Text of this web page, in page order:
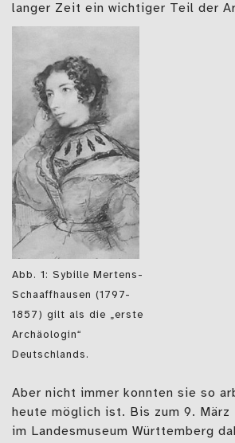
langer Zeit ein wichtiger Teil der
Abb. 1: Sybille Mertens-
Schaaffhausen (1797-
1857) gilt als die „erste
Archäologin“
Deutschlands.
Aber nicht immer konnten sie so
heute möglich ist. Bis zum 9.
im Landesmuseum Württemberg